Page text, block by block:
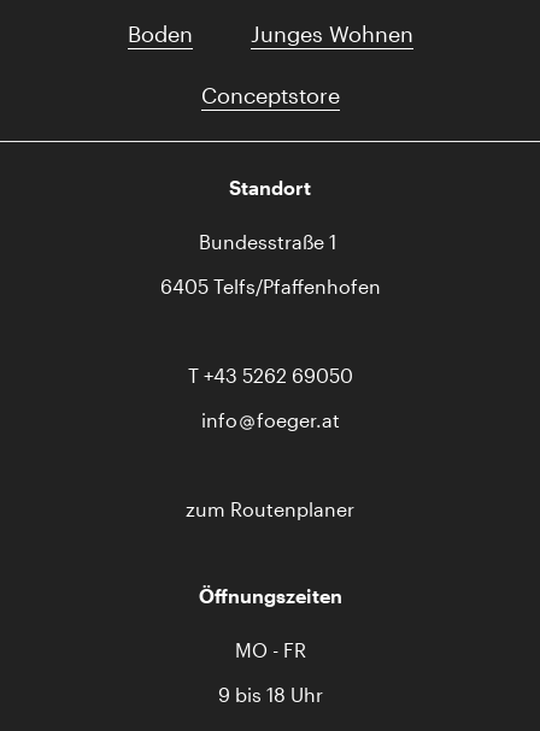
Boden Junges Wohnen
Conceptstore
Standort
Bundesstraße 1
6405 Telfs/Pfaffenhofen
T +43 5262 69050
info
foeger.at
zum Routenplaner
Öffnungszeiten
MO - FR
9 bis 18 Uhr